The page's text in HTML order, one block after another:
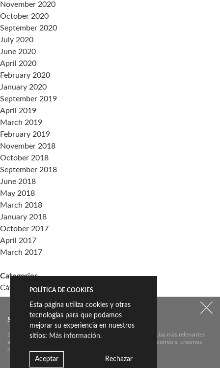
November 2020
October 2020
September 2020
July 2020
June 2020
April 2020
February 2020
January 2020
September 2019
April 2019
March 2019
February 2019
November 2018
October 2018
September 2018
June 2018
May 2018
March 2018
January 2018
October 2017
April 2017
March 2017
Categories
Cátedra Living Architecture (UPV)
Living the Change
Sin categoría
Meta
SUSCRÍBETE A NUESTRO NEWSLETTER:
Suscríbete aquí a nuestra newsletter para conocer las noticias más relevantes
acerca de Livingceramics. Únicamente te mandaremos un correo si creemos
que hay algo que valga la pena contarte.
POLÍTICA DE COOKIES
Esta página utiliza cookies y otras
tecnologías para que podamos
mejorar su experiencia en nuestros
sitios: Más información.
Aceptar Rechazar